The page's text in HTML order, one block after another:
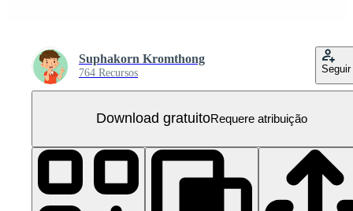
Suphakorn Kromthong
764 Recursos Seguir
Download gratuitoRequere atribuição